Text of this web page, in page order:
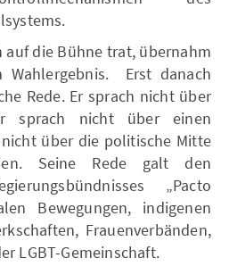
auf die Bühne trat, übernahm
Wahlergebnis. Erst danach
Rede. Er sprach nicht über
sprach nicht über einen
über die politische Mitte
Seine Rede galt den
„Pacto
Bewegungen, indigenen
Frauenverbänden,
LGBT-Gemeinschaft.